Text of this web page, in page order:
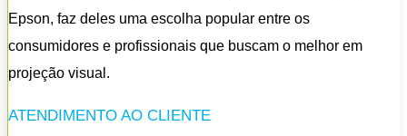
Epson, faz deles uma escolha popular entre os
consumidores e profissionais que buscam o melhor em
projeção visual.
ATENDIMENTO AO CLIENTE